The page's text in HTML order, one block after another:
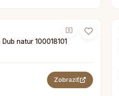
natur 100018101
Zobraziť